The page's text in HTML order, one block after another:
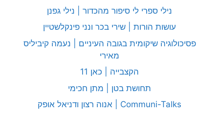
נילי ספרי לי סיפור מהכדור | נילי גפנן
עושות הורות | שירי בכר ונני פינקלשטיין
פסיכולוגיה שיקומית בגובה העיניים | נעמה קיביליס
מאירי
הקצבייה | כאן 11
תחושת בטן | מתן חכימי
Communi-Talks | אנוה רצון ודניאל אופק